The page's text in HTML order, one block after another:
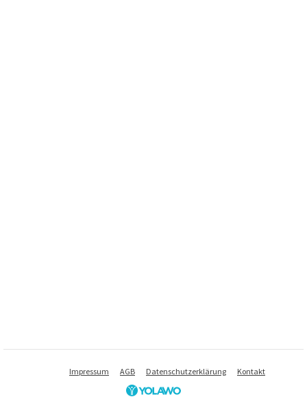
Impressum AGB Datenschutzerklärung Kontakt